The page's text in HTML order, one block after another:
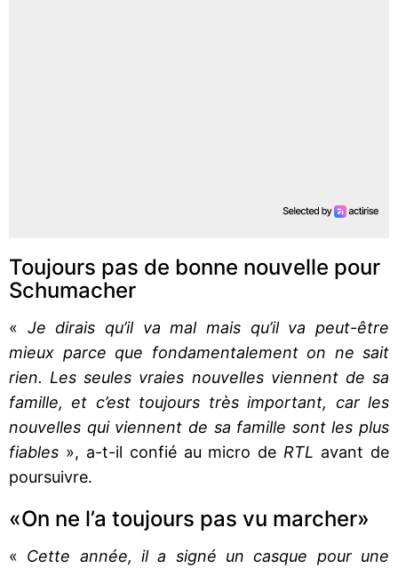
Toujours pas de bonne nouvelle pour
Schumacher
« Je dirais qu’il va mal mais qu’il va peut-être
mieux parce que fondamentalement on ne sait
rien. Les seules vraies nouvelles viennent de sa
famille, et c’est toujours très important, car les
nouvelles qui viennent de sa famille sont les plus
fiables », a-t-il confié au micro de RTL avant de
poursuivre.
«On ne l’a toujours pas vu marcher»
« Cette année, il a signé un casque pour une